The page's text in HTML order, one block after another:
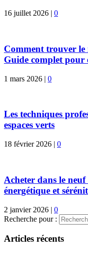
16 juillet 2026 | 0
Comment trouver
Guide complet pour
1 mars 2026 | 0
Les techniques
espaces verts
18 février 2026 | 0
Acheter dans le
énergétique et
2 janvier 2026 | 0
Recherche pour :
Articles récents